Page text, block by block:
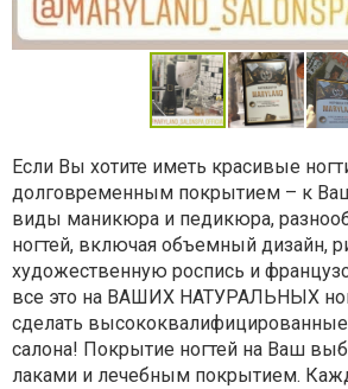
Если Вы хотите иметь красивые
долговременным покрытием – к
виды маникюра и педикюра,
ногтей, включая объемный дизайн,
художественную роспись и
все это на ВАШИХ НАТУРАЛЬНЫХ
сделать
салона! Покрытие ногтей на Ваш
лаками и лечебным покрытием.